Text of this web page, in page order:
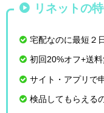
リネットの
宅配なのに最短２
初回20%オフ+送
サイト・アプリで
検品してもらえる